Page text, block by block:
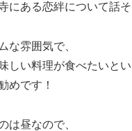
にある恋絆について話そ
な雰囲気で、
しい料理が食べたいとい
めです！
は昼なので、